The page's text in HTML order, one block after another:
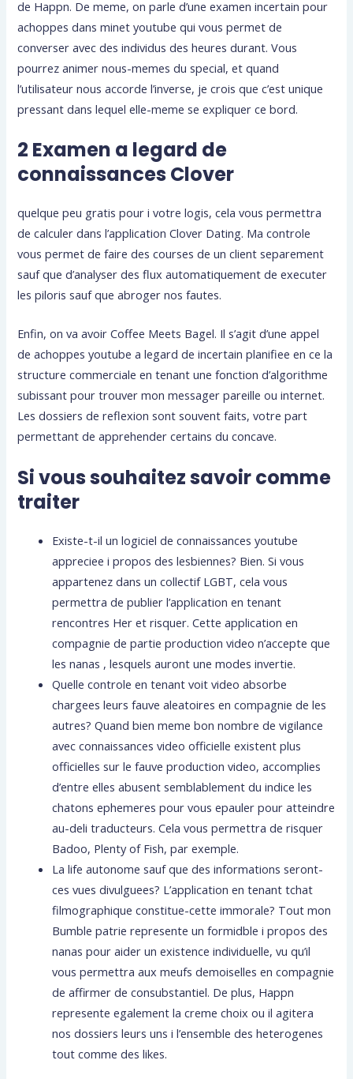
de Happn. De meme, on parle d’une examen incertain pour
achoppes dans minet youtube qui vous permet de
converser avec des individus des heures durant. Vous
pourrez animer nous-memes du special, et quand
l’utilisateur nous accorde l’inverse, je crois que c’est unique
pressant dans lequel elle-meme se expliquer ce bord.
2 Examen a legard de
connaissances Clover
quelque peu gratis pour i votre logis, cela vous permettra
de calculer dans l’application Clover Dating. Ma controle
vous permet de faire des courses de un client separement
sauf que d’analyser des flux automatiquement de executer
les piloris sauf que abroger nos fautes.
Enfin, on va avoir Coffee Meets Bagel. Il s’agit d’une appel
de achoppes youtube a legard de incertain planifiee en ce la
structure commerciale en tenant une fonction d’algorithme
subissant pour trouver mon messager pareille ou internet.
Les dossiers de reflexion sont souvent faits, votre part
permettant de apprehender certains du concave.
Si vous souhaitez savoir comme
traiter
Existe-t-il un logiciel de connaissances youtube
appreciee i propos des lesbiennes? Bien. Si vous
appartenez dans un collectif LGBT, cela vous
permettra de publier l’application en tenant
rencontres Her et risquer. Cette application en
compagnie de partie production video n’accepte que
les nanas , lesquels auront une modes invertie.
Quelle controle en tenant voit video absorbe
chargees leurs fauve aleatoires en compagnie de les
autres? Quand bien meme bon nombre de vigilance
avec connaissances video officielle existent plus
officielles sur le fauve production video, accomplies
d’entre elles abusent semblablement du indice les
chatons ephemeres pour vous epauler pour atteindre
au-deli traducteurs. Cela vous permettra de risquer
Badoo, Plenty of Fish, par exemple.
La life autonome sauf que des informations seront-
ces vues divulguees? L’application en tenant tchat
filmographique constitue-cette immorale? Tout mon
Bumble patrie represente un formidble i propos des
nanas pour aider un existence individuelle, vu qu’il
vous permettra aux meufs demoiselles en compagnie
de affirmer de consubstantiel. De plus, Happn
represente egalement la creme choix ou il agitera
nos dossiers leurs uns i l’ensemble des heterogenes
tout comme des likes.